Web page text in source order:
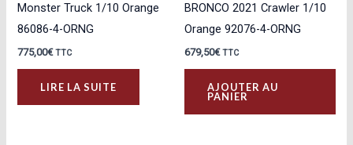
Monster Truck 1/10 Orange
86086-4-ORNG
775,00€ TTC
LIRE LA SUITE
BRONCO 2021 Crawler 1/10
Orange 92076-4-ORNG
679,50€ TTC
AJOUTER AU
PANIER